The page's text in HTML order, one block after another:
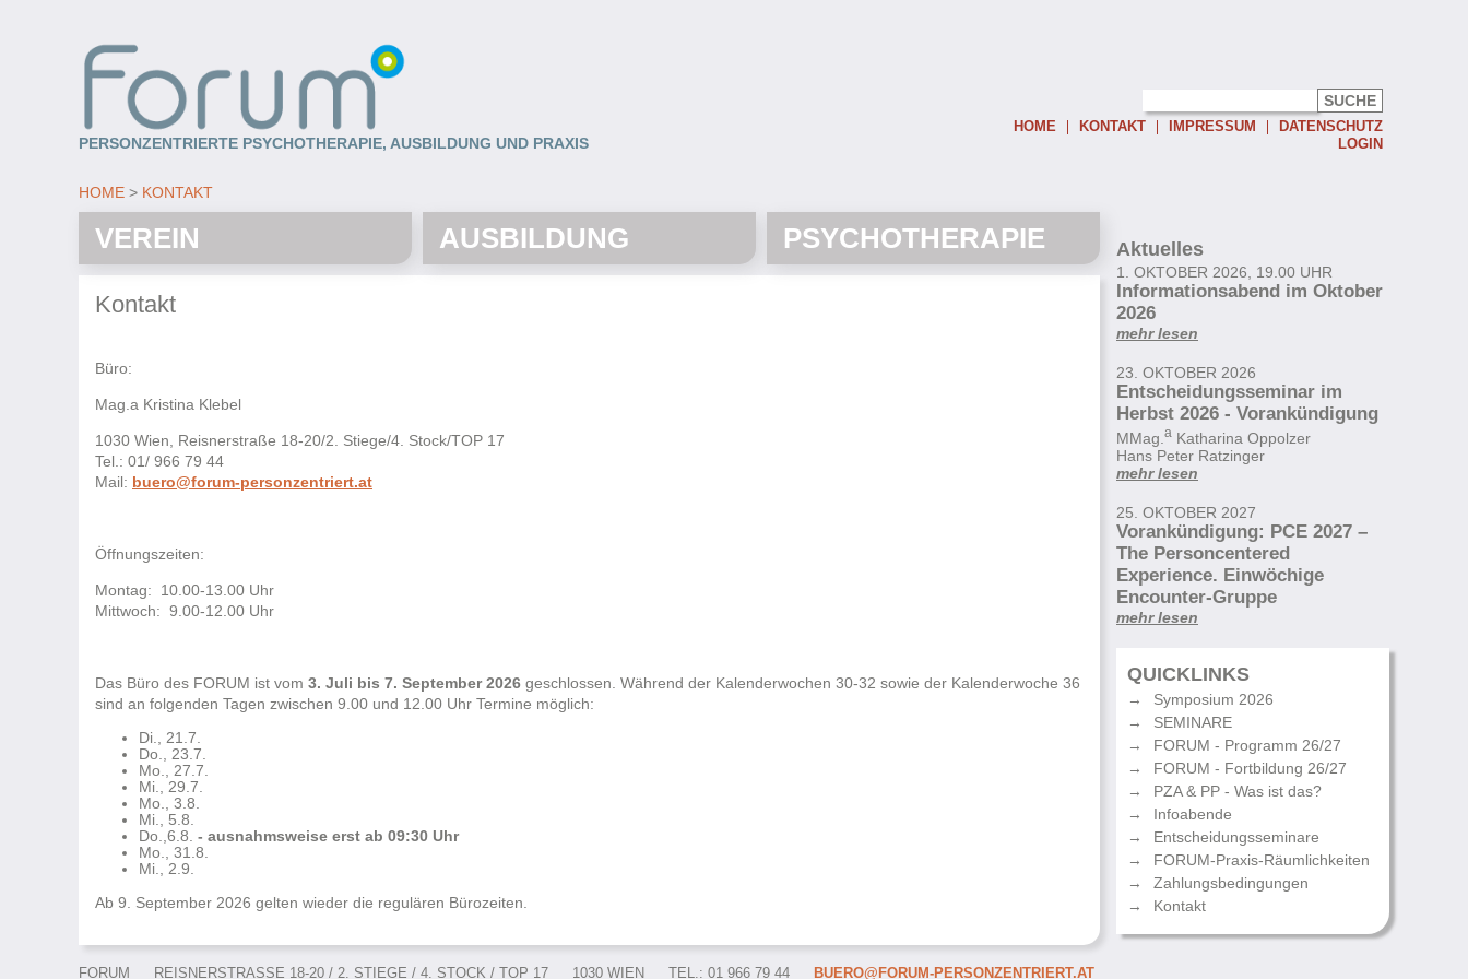
PERSONZENTRIERTE PSYCHOTHERAPIE, AUSBILDUNG UND PRAXIS
HOME KONTAKT IMPRESSUM
DATENSCHUTZ
LOGIN
Eingeloggt bleiben
Passwort vergessen
HOME KONTAKT
VEREIN AUSBILDUNG PSYCHOTHERAPIE
Kontakt
Büro:
Mag.a Kristina Klebel
1030 Wien, Reisnerstraße 18-20/2. Stiege/4. Stock/TOP 17
Tel.: 01/ 966 79 44
Mail: buero@forum-personzentriert.at
Öffnungszeiten:
Montag: 10.00-13.00 Uhr
Mittwoch: 9.00-12.00 Uhr
Das Büro des FORUM ist vom 3. Juli bis 7. September 2026 geschlossen. Während der Kalenderwochen 30-32 sowie der Kalenderwoche 36
sind an folgenden Tagen zwischen 9.00 und 12.00 Uhr Termine möglich:
Di., 21.7.
Do., 23.7.
Mo., 27.7.
Mi., 29.7.
Mo., 3.8.
Mi., 5.8.
Do.,6.8. - ausnahmsweise erst ab 09:30 Uhr
Mo., 31.8.
Mi., 2.9.
Ab 9. September 2026 gelten wieder die regulären Bürozeiten.
Aktuelles
1. OKTOBER 2026, 19.00 UHR
Informationsabend im Oktober
2026
mehr lesen
23. OKTOBER 2026
Entscheidungsseminar im
Herbst 2026 - Vorankündigung
MMag. a Katharina Oppolzer
Hans Peter Ratzinger
mehr lesen
25. OKTOBER 2027
Vorankündigung: PCE 2027 –
The Personcentered
Experience. Einwöchige
Encounter-Gruppe
mehr lesen
QUICKLINKS
Symposium 2026
SEMINARE
FORUM - Programm 26/27
FORUM - Fortbildung 26/27
PZA & PP - Was ist das?
Infoabende
Entscheidungsseminare
FORUM-Praxis-Räumlichkeiten
Zahlungsbedingungen
Kontakt
FORUM REISNERSTRASSE 18-20 / 2. STIEGE / 4. STOCK / TOP 17 1030 WIEN TEL.: 01 966 79 44 BUERO@FORUM-PERSONZENTRIERT.AT